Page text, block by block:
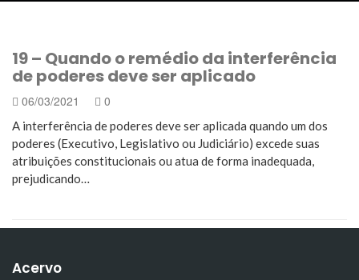
19 – Quando o remédio da interferência
de poderes deve ser aplicado
06/03/2021 0
A interferência de poderes deve ser aplicada quando um dos
poderes (Executivo, Legislativo ou Judiciário) excede suas
atribuições constitucionais ou atua de forma inadequada,
prejudicando…
Acervo